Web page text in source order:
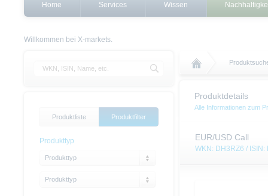
Home Services Wissen
Willkommen bei X-markets.
Produktdetails
Alle Informationen zum
EUR/USD Call
WKN: DH3RZ6 /
Produktliste Produktfilter
Produkttyp
Produkttyp
Produkttyp